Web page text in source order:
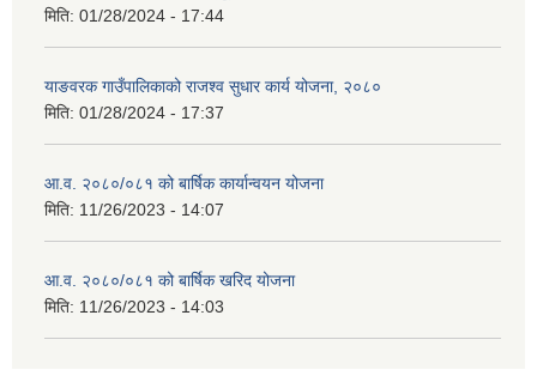
मिति: 01/28/2024 - 17:44
याङवरक गाउँपालिकाको राजश्व सुधार कार्य योजना, २०८०
मिति: 01/28/2024 - 17:37
आ.व. २०८०/०८१ को बार्षिक कार्यान्वयन योजना
मिति: 11/26/2023 - 14:07
आ.व. २०८०/०८१ को बार्षिक खरिद योजना
मिति: 11/26/2023 - 14:03